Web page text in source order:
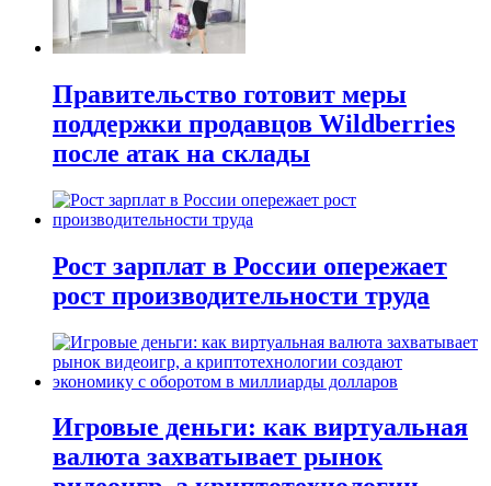
Правительство готовит меры
поддержки продавцов Wildberries
после атак на склады
Рост зарплат в России опережает
рост производительности труда
Игровые деньги: как виртуальная
валюта захватывает рынок